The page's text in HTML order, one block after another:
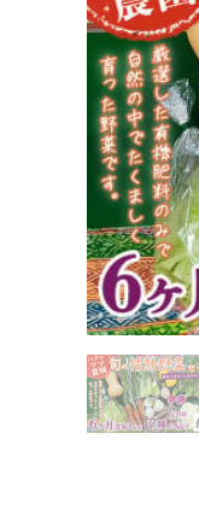
根 芽キャベツ
TOP
定期
【 6ヶ月連続
根 芽キャベツ